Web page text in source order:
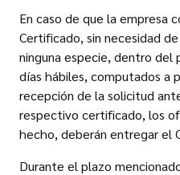
En caso de que la empresa
Certificado, sin necesidad
ninguna especie, dentro
días hábiles, computados a
recepción de la solicitud
respectivo certificado, los
hecho, deberán entregar el
Durante el plazo